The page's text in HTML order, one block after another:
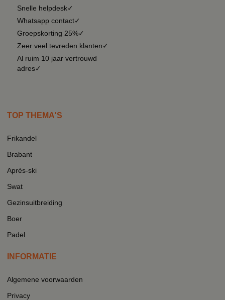
Snelle helpdesk✓
Whatsapp contact✓
Groepskorting 25%✓
Zeer veel tevreden klanten✓
Al ruim 10 jaar vertrouwd
adres✓
TOP THEMA'S
Frikandel
Brabant
Après-ski
Swat
Gezinsuitbreiding
Boer
Padel
INFORMATIE
Algemene voorwaarden
Privacy